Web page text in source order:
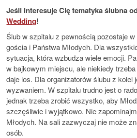
Jeśli interesuje Cię tematyka ślubna
Wedding!
Ślub w szpitalu z pewnością pozostaje
gościa i Państwa Młodych. Dla
sytuacja, która wzbudza wiele emocji.
w bajkowym miejscu, ale niekiedy
daje los. Dla organizatorów ślubu z kolei
wyzwaniem. W szpitalu trudno jest o
jednak trzeba zrobić wszystko, aby
szczęśliwie i wyjątkowo. Nie
Młodych. Na sali zazwyczaj nie może
osób.